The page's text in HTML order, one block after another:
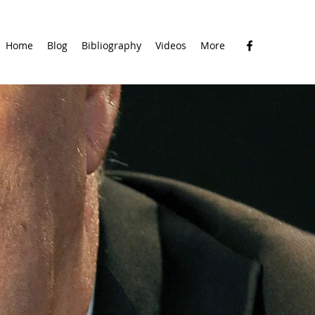
Home Blog Bibliography Videos More